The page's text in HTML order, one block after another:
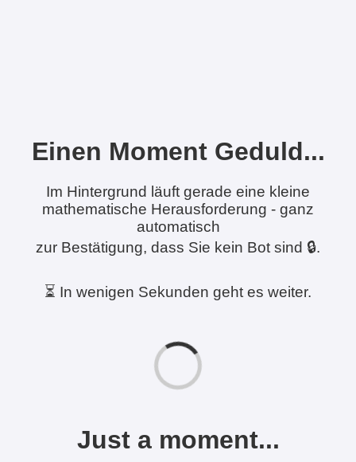
Einen Moment Geduld...
Im Hintergrund läuft gerade eine kleine
mathematische Herausforderung - ganz
automatisch
zur Bestätigung, dass Sie kein Bot sind 🔒.
⏳ In wenigen Sekunden geht es weiter.
Just a moment...